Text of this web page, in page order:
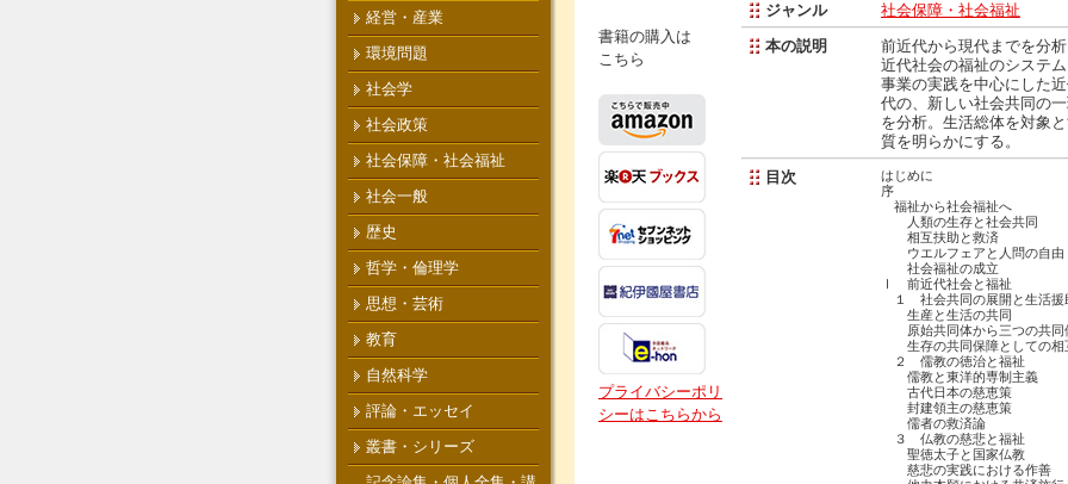
書籍の購入は
こちら
プライバシーポリ
シーはこちらから
ジャンル
社会保障・社会福祉
本の説明
前近代から現代までを分
近代社会の福祉のシステ
事業の実践を中心にした
代の、新しい社会共同の
を分析。生活総体を対象
質を明らかにする。
目次
はじめに
序
福祉から社会福祉へ
人類の生存と社会共同
相互扶助と救済
ウエルフェアと人問の自
社会福祉の成立
Ⅰ 前近代社会と福祉
１ 社会共同の展開と生活援
生産と生活の共同
原始共同体から三つの共同
生存の共同保障としての相
２ 儒教の徳治と福祉
儒教と東洋的専制主義
古代日本の慈恵策
封建領主の慈恵策
儒者の救済論
３ 仏教の慈悲と福祉
聖徳太子と国家仏教
慈悲の実践における作善
経営・産業
環境問題
社会学
社会政策
社会保障・社会福祉
社会一般
歴史
哲学・倫理学
思想・芸術
教育
自然科学
評論・エッセイ
叢書・シリーズ